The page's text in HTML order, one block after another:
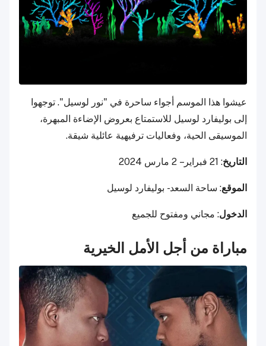
عيشوا هذا الموسم أجواء ساحرة في "نور لوسيل". توجهوا
إلى بوليفارد لوسيل للاستمتاع بعروض الإضاءة المبهرة،
الموسيقى الحية، وفعاليات ترفيهية عائلية شيقة.
التاريخ: 21 فبراير – 2 مارس 2024
الموقع: ساحة السعد - بوليفارد لوسيل
الدخول: مجاني ومفتوح للجميع
مباراة من أجل الأمل الخيرية